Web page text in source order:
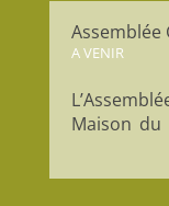
les...
Assemblée
A VENIR
Maison